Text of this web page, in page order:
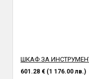
ШКАФ ЗА
601.28 € (1 176.00 лв.)